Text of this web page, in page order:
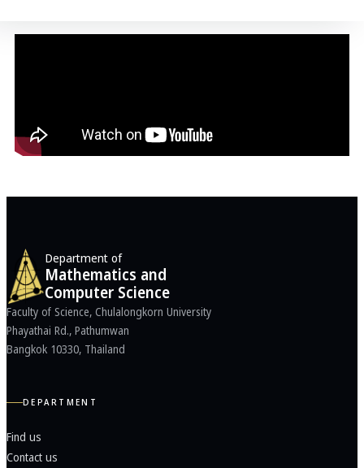
Department of
Mathematics and
Computer Science
Faculty of Science, Chulalongkorn University
Phayathai Rd., Pathumwan
Bangkok 10330, Thailand
DEPARTMENT
Find us
Contact us